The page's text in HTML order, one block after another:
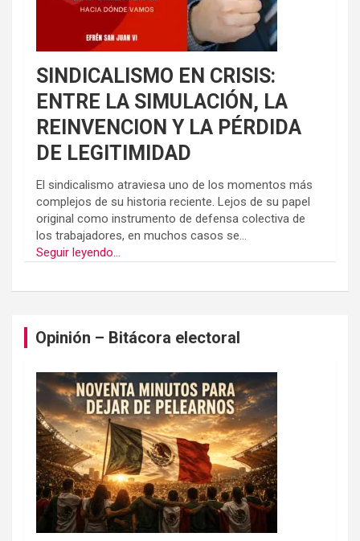
SINDICALISMO EN CRISIS:
ENTRE LA SIMULACIÓN, LA
REINVENCION Y LA PÉRDIDA
DE LEGITIMIDAD
El sindicalismo atraviesa uno de los momentos más
complejos de su historia reciente. Lejos de su papel
original como instrumento de defensa colectiva de
los trabajadores, en muchos casos se...
Seguir leyendo...
Opinión – Bitácora electoral